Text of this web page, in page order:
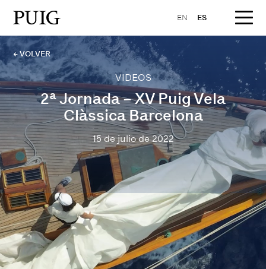
EN ES
← VOLVER
VIDEOS
2ª Jornada – XV Puig Vela
Clàssica Barcelona
15 de julio de 2022